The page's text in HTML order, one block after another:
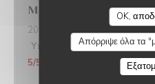
OK,
Απόρριψε όλα τα
Marion
2023-04-15- 21:15 -
Υπηρεσία : 5/5 Ατμόσφαιρα: 5
5/5